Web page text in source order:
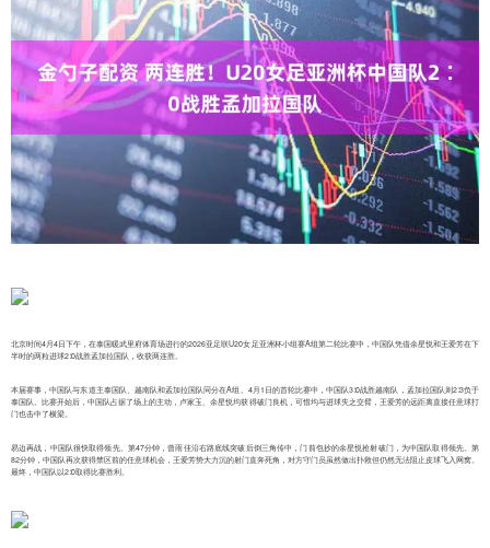
北京时间4月4日下午，在泰国暖武里府体育场进行的2026亚足联U20女足亚洲杯小组赛A组第二轮比赛中，中国队凭借余星悦和王爱芳在下
半时的两粒进球2∶0战胜孟加拉国队，收获两连胜。
本届赛事，中国队与东道主泰国队、越南队和孟加拉国队同分在A组。4月1日的首轮比赛中，中国队3∶0战胜越南队，孟加拉国队则2∶3负于
泰国队。比赛开始后，中国队占据了场上的主动，卢家玉、余星悦均获得破门良机，可惜均与进球失之交臂，王爱芳的远距离直接任意球打
门也击中了横梁。
易边再战，中国队很快取得领先。第47分钟，曾雨佳沿右路底线突破后倒三角传中，门前包抄的余星悦抢射破门，为中国队取得领先。第
82分钟，中国队再次获得禁区前的任意球机会，王爱芳势大力沉的射门直奔死角，对方守门员虽然做出扑救但仍然无法阻止皮球飞入网窝。
最终，中国队以2∶0取得比赛胜利。